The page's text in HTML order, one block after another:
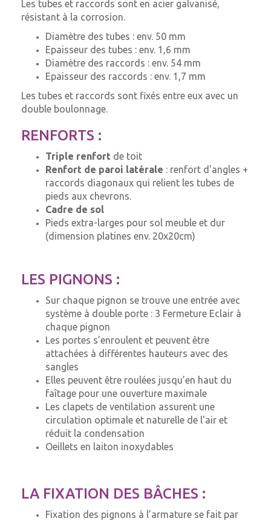
Les tubes et raccords sont en acier galvanisé,
résistant à la corrosion.
Diamètre des tubes : env. 50 mm
Epaisseur des tubes : env. 1,6 mm
Diamètre des raccords : env. 54 mm
Epaisseur des raccords : env. 1,7 mm
Les tubes et raccords sont fixés entre eux avec un
double boulonnage.
RENFORTS :
Triple renfort de toit
Renfort de paroi latérale : renfort d'angles +
raccords diagonaux qui relient les tubes de
pieds aux chevrons.
Cadre de sol
Pieds extra-larges pour sol meuble et dur
(dimension platines env. 20x20cm)
LES PIGNONS :
Sur chaque pignon se trouve une entrée avec
système à double porte : 3 Fermeture Eclair à
chaque pignon
Les portes s’enroulent et peuvent être
attachées à différentes hauteurs avec des
sangles
Elles peuvent être roulées jusqu’en haut du
faîtage pour une ouverture maximale
Les clapets de ventilation assurent une
circulation optimale et naturelle de l'air et
réduit la condensation
Oeillets en laiton inoxydables
LA FIXATION DES BÂCHES :
Fixation des pignons à l’armature se fait par